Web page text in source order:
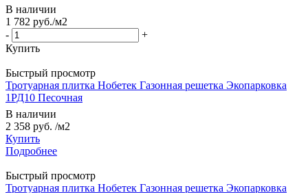
В наличии
1 782 руб./м2
-
+
Купить
Быстрый просмотр
Тротуарная плитка Нобетек Газонная решетка Экопарковка
1РД10 Песочная
В наличии
2 358 руб. /м2
Купить
Подробнее
Быстрый просмотр
Тротуарная плитка Нобетек Газонная решетка Экопарковка